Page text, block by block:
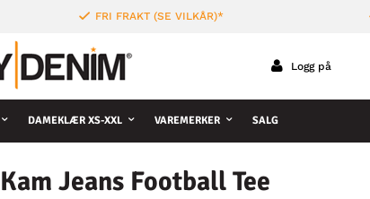
FRI FRAKT (SE VILKÅR)*
Logg på
DAMEKLÆR XS-XXL VAREMERKER SALG
Kam Jeans Football Tee